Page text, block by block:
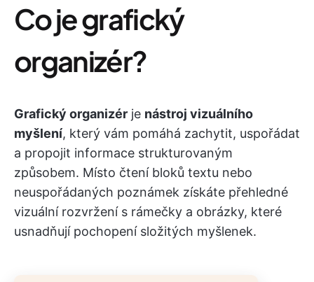
Co je grafický
organizér?
Grafický organizér je nástroj vizuálního
myšlení, který vám pomáhá zachytit, uspořádat
a propojit informace strukturovaným
způsobem. Místo čtení bloků textu nebo
neuspořádaných poznámek získáte přehledné
vizuální rozvržení s rámečky a obrázky, které
usnadňují pochopení složitých myšlenek.